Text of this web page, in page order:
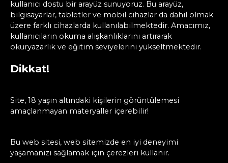
kullanıcı dostu bir arayüz sunuyoruz. Bu arayüz,
bilgisayarlar, tabletler ve mobil cihazlar da dahil olmak
üzere farklı cihazlarda kullanılabilmektedir. Amacımız,
kullanıcıların okuma alışkanlıklarını artırarak
okuryazarlık ve eğitim seviyelerini yükseltmektedir.
Dikkat!
Site, 18 yaşın altındaki kişilerin görüntülemesi
amaçlanmayan materyaller içerebilir!
Bu web sitesi, web sitemizde en iyi deneyimi
yaşamanızı sağlamak için çerezleri kullanır.